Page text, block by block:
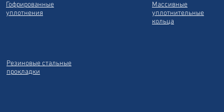
Гофрированные
уплотнения
Массивные
уплотнительные
кольца
Резиновые стальные
прокладки